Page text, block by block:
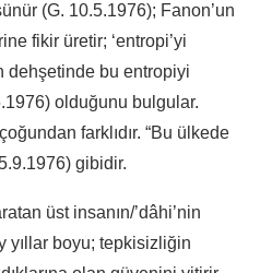
(G. 10.5.1976); Fanon’un
fikir üretir; ‘entropi’yi
dehşetinde bu entropiyi
olduğunu bulgular.
farklıdır. “Bu ülkede
gibidir.
üst insanın/’dâhi’nin
yıllar boyu; tepkisizliğin